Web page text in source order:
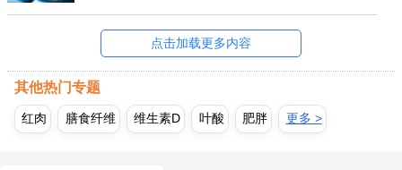
点击加载更多内容
其他热门专题
红肉 膳食纤维 维生素D 叶酸 肥胖 更多 >